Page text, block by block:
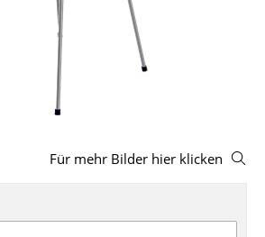
Für mehr Bilder hier klicken